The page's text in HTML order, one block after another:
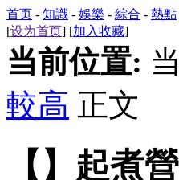
首页 - 知識 - 娛樂 - 綜合 - 熱點
[设为首页] [加入收藏]
当前位置:
較高 正文
【】起煮